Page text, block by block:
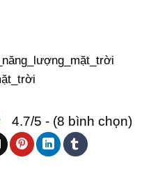
4.7/5 - (8 bình chọn)